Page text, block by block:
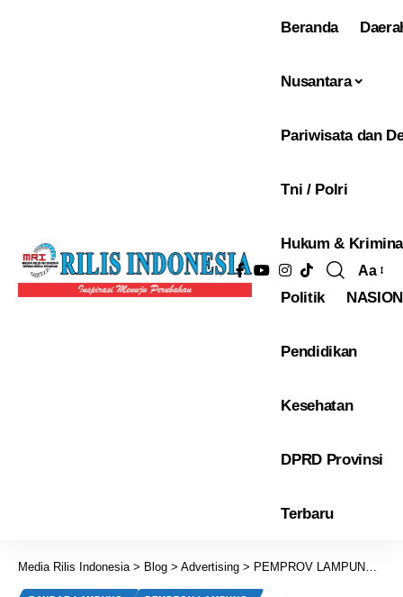
Beranda
Nusantara
Pariwisata dan
Tni / Polri
Hukum &
Politik
Pendidikan
Kesehatan
DPRD Provinsi
Terbaru
Ukuran
Aa
Media Rilis Indonesia> Blog > Advertising > PEMPROV LAMPUNG >